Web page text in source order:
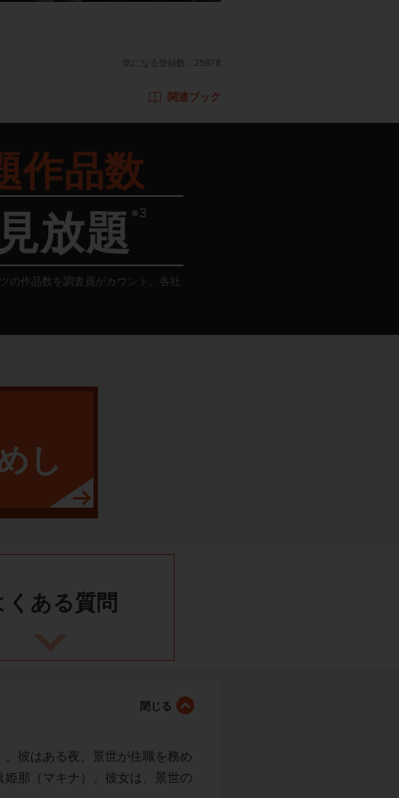
気になる登録数： 25978
関連ブック
作品数
見放題 ※3
作品数を調査員がカウント。各社
し
くある質問
彼はある夜、景世が住職を務め
那（マキナ）。彼女は、景世の